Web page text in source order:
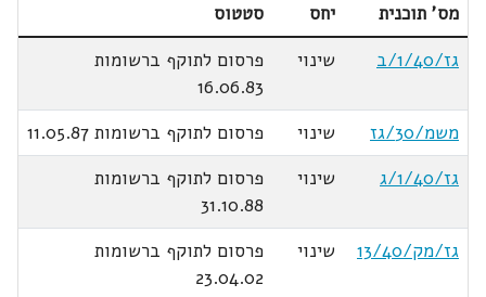
מס' תוכנית
יחס
סטטוס
גז/1/40/ב
שינוי
פרסום לתוקף ברשומות
16.06.83
משמ/30/גז
שינוי
פרסום לתוקף ברשומות 11.05.87
גז/1/40/ג
שינוי
פרסום לתוקף ברשומות
31.10.88
גז/מק/13/40
שינוי
פרסום לתוקף ברשומות
23.04.02